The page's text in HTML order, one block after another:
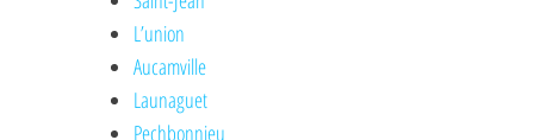
L’union
Aucamville
Launaguet
Pechbonnieu